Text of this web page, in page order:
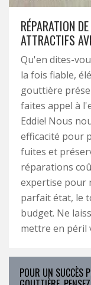
RÉPARATION
ATTRACTIFS
Qu'en dites-
la fois fiable,
gouttière
faites appel à
Eddie! Nous
efficacité pour
fuites et
réparations
expertise pour
parfait état, le
budget. Ne
mettre en péril
POUR UN SUCCÈS